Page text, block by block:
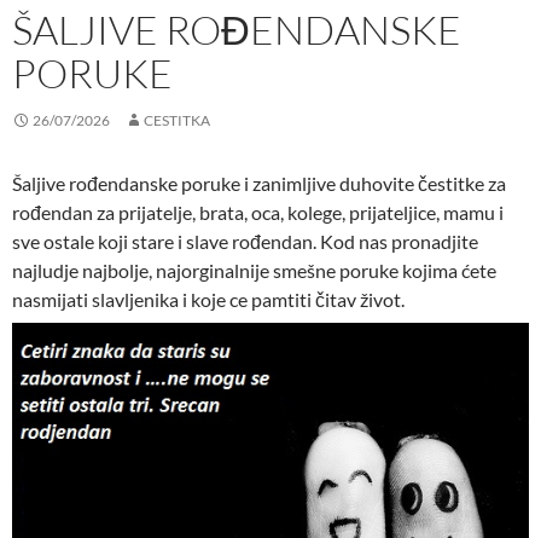
ŠALJIVE ROĐENDANSKE
PORUKE
26/07/2026 CESTITKA
Šaljive rođendanske poruke i zanimljive duhovite čestitke za
rođendan za prijatelje, brata, oca, kolege, prijateljice, mamu i
sve ostale koji stare i slave rođendan. Kod nas pronadjite
najludje najbolje, najorginalnije smešne poruke kojima ćete
nasmijati slavljenika i koje ce pamtiti čitav život.